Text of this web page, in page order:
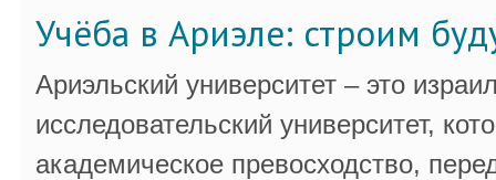
Учёба в Ариэле: строим
Ариэльский университет – это
исследовательский университет,
академическое превосходство,